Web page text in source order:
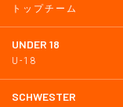
トップチーム
UNDER 18
U-18
SCHWESTER